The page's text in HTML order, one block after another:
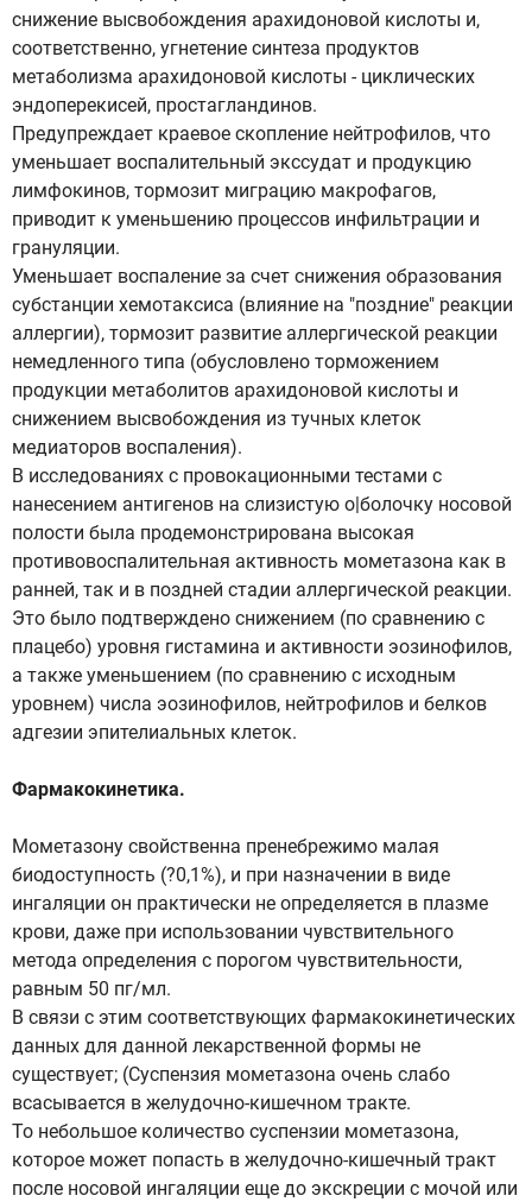
снижение высвобождения арахидоновой кислоты и,
соответственно, угнетение синтеза продуктов
метаболизма арахидоновой кислоты - циклических
эндоперекисей, простагландинов.
Предупреждает краевое скопление нейтрофилов, что
уменьшает воспалительный экссудат и продукцию
лимфокинов, тормозит миграцию макрофагов,
приводит к уменьшению процессов инфильтрации и
грануляции.
Уменьшает воспаление за счет снижения образования
субстанции хемотаксиса (влияние на "поздние" реакции
аллергии), тормозит развитие аллергической реакции
немедленного типа (обусловлено торможением
продукции метаболитов арахидоновой кислоты и
снижением высвобождения из тучных клеток
медиаторов воспаления).
В исследованиях с провокационными тестами с
нанесением антигенов на слизистую о|болочку носовой
полости была продемонстрирована высокая
противовоспалительная активность мометазона как в
ранней, так и в поздней стадии аллергической реакции.
Это было подтверждено снижением (по сравнению с
плацебо) уровня гистамина и активности эозинофилов,
а также уменьшением (по сравнению с исходным
уровнем) числа эозинофилов, нейтрофилов и белков
адгезии эпителиальных клеток.
Фармакокинетика.
Мометазону свойственна пренебрежимо малая
биодоступность (?0,1%), и при назначении в виде
ингаляции он практически не определяется в плазме
крови, даже при использовании чувствительного
метода определения с порогом чувствительности,
равным 50 пг/мл.
В связи с этим соответствующих фармакокинетических
данных для данной лекарственной формы не
существует; (Суспензия мометазона очень слабо
всасывается в желудочно-кишечном тракте.
То небольшое количество суспензии мометазона,
которое может попасть в желудочно-кишечный тракт
после носовой ингаляции еще до экскреции с мочой или